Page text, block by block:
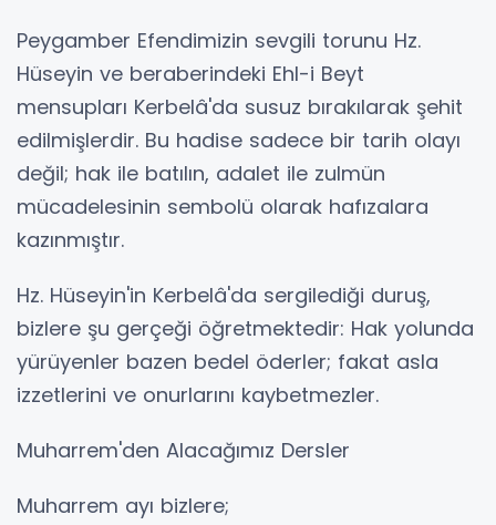
Peygamber Efendimizin sevgili torunu Hz.
Hüseyin ve beraberindeki Ehl-i Beyt
mensupları Kerbelâ'da susuz bırakılarak şehit
edilmişlerdir. Bu hadise sadece bir tarih olayı
değil; hak ile batılın, adalet ile zulmün
mücadelesinin sembolü olarak hafızalara
kazınmıştır.
Hz. Hüseyin'in Kerbelâ'da sergilediği duruş,
bizlere şu gerçeği öğretmektedir: Hak yolunda
yürüyenler bazen bedel öderler; fakat asla
izzetlerini ve onurlarını kaybetmezler.
Muharrem'den Alacağımız Dersler
Muharrem ayı bizlere;